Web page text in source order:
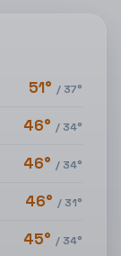
51° / 37°
46° / 34°
46° / 34°
46° / 31°
45° / 34°